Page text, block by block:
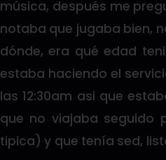
música, después me
notaba que jugaba bien,
dónde, era qué edad
estaba haciendo el
las 12:30am asi que
que no viajaba
tipica) y que tenía sed,